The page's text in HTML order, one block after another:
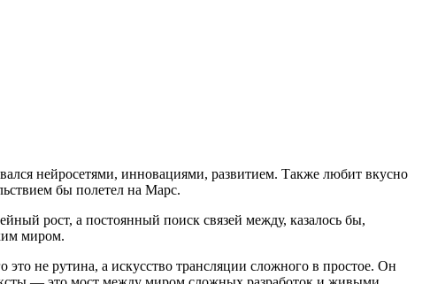
нейросетями, инновациями, развитием. Также любит вкусно
бы полетел на Марс.
рост, а постоянный поиск связей между, казалось бы,
миром.
не рутина, а искусство трансляции сложного в простое. Он